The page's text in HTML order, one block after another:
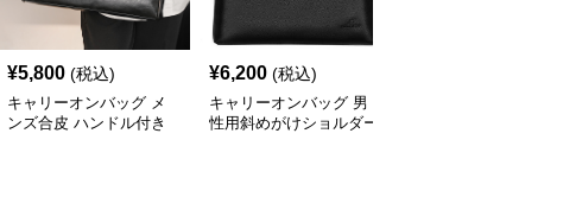
¥5,800 (税込)
キャリーオンバッグ メ
ンズ合皮 ハンドル付き
¥6,200 (税込)
キャリーオンバッグ 男
性用斜めがけショルダー